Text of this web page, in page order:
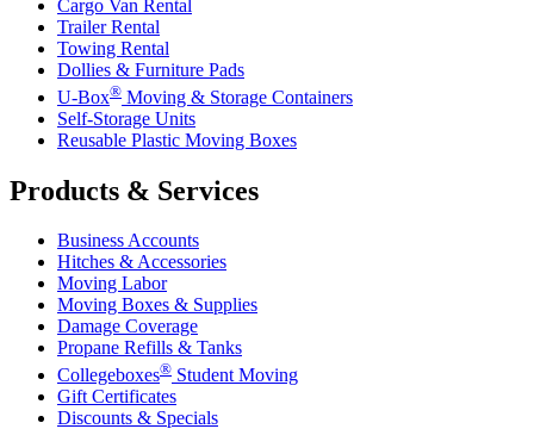
Cargo Van Rental
Trailer Rental
Towing Rental
Dollies & Furniture Pads
U-Box® Moving & Storage Containers
Self-Storage Units
Reusable Plastic Moving Boxes
Products & Services
Business Accounts
Hitches & Accessories
Moving Labor
Moving Boxes & Supplies
Damage Coverage
Propane Refills & Tanks
Collegeboxes® Student Moving
Gift Certificates
Discounts & Specials